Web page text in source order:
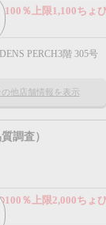
100％上限1,100ちょ
PERCH3階 305号
の他店舗情報を表示
調査）
100％上限2,000ちょ